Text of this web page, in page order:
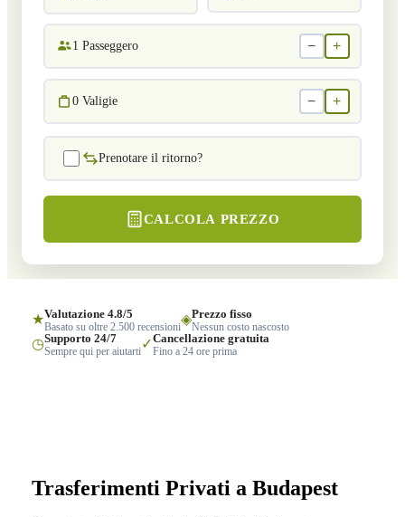
1 Passeggero − +
0 Valigie − +
Prenotare il ritorno?
CALCOLA PREZZO
★Valutazione 4.8/5
Basato su oltre 2.500 recensioni◈Prezzo fisso
Nessun costo nascosto
◷Supporto 24/7
Sempre qui per aiutarti✓Cancellazione gratuita
Fino a 24 ore prima
Trasferimenti Privati a Budapest